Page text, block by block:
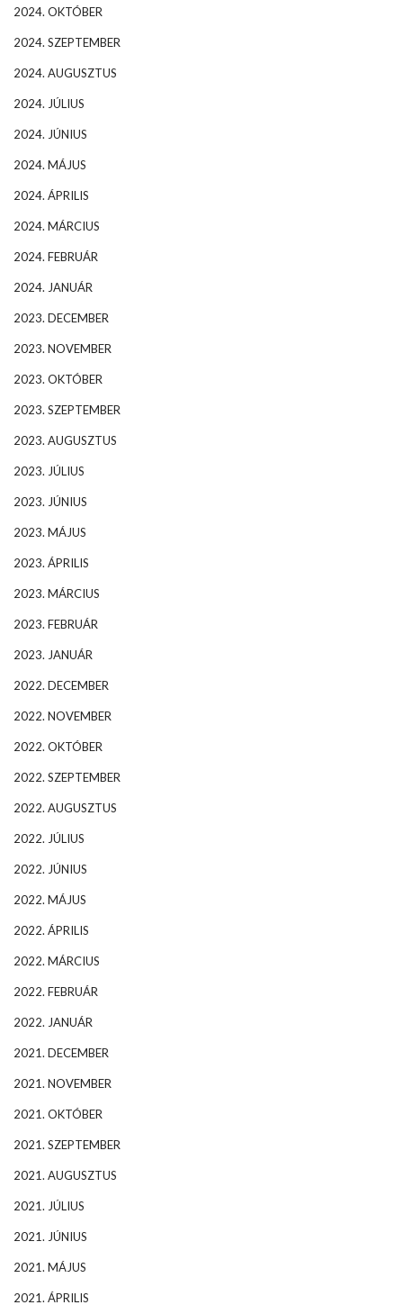
2024. OKTÓBER
2024. SZEPTEMBER
2024. AUGUSZTUS
2024. JÚLIUS
2024. JÚNIUS
2024. MÁJUS
2024. ÁPRILIS
2024. MÁRCIUS
2024. FEBRUÁR
2024. JANUÁR
2023. DECEMBER
2023. NOVEMBER
2023. OKTÓBER
2023. SZEPTEMBER
2023. AUGUSZTUS
2023. JÚLIUS
2023. JÚNIUS
2023. MÁJUS
2023. ÁPRILIS
2023. MÁRCIUS
2023. FEBRUÁR
2023. JANUÁR
2022. DECEMBER
2022. NOVEMBER
2022. OKTÓBER
2022. SZEPTEMBER
2022. AUGUSZTUS
2022. JÚLIUS
2022. JÚNIUS
2022. MÁJUS
2022. ÁPRILIS
2022. MÁRCIUS
2022. FEBRUÁR
2022. JANUÁR
2021. DECEMBER
2021. NOVEMBER
2021. OKTÓBER
2021. SZEPTEMBER
2021. AUGUSZTUS
2021. JÚLIUS
2021. JÚNIUS
2021. MÁJUS
2021. ÁPRILIS